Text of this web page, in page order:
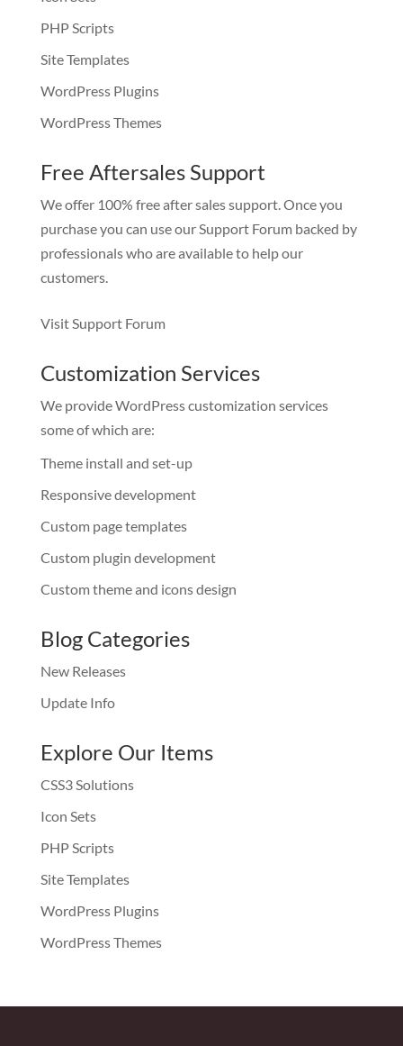
PHP Scripts
Site Templates
WordPress Plugins
WordPress Themes
Free Aftersales Support
We offer 100% free after sales support. Once you
purchase you can use ourSupport Forumbacked by
professionals who are available to help our
customers.
Visit Support Forum
Customization Services
We provide WordPress customization services
some of which are:
Theme install and set-up
Responsive development
Custom page templates
Custom plugin development
Custom theme and icons design
Blog Categories
New Releases
Update Info
Explore Our Items
CSS3 Solutions
Icon Sets
PHP Scripts
Site Templates
WordPress Plugins
WordPress Themes